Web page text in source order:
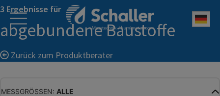
3 Ergebnisse für
abgebundene Baustoffe
Zurück zum Produktberater
MESSGRÖSSEN: ALLE